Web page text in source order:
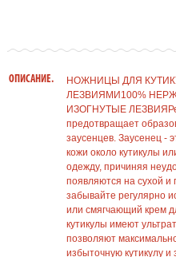
ОПИСАНИЕ.
НОЖНИЦЫ ДЛЯ
ЛЕЗВИЯМИ100%
ИЗОГНУТЫЕ
предотвращает
заусенцев. Заусенец -
кожи около кутикулы
одежду, причиняя
появляются на сухой и
забывайте регулярно
или смягчающий крем
кутикулы имеют
позволяют
избыточную кутикулу и